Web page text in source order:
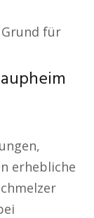
für
erhebliche